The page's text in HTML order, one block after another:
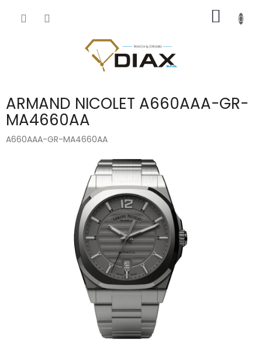
KOŠÍK
ARMAND NICOLET A660AAA-GR-
MA4660AA
A660AAA-GR-MA4660AA